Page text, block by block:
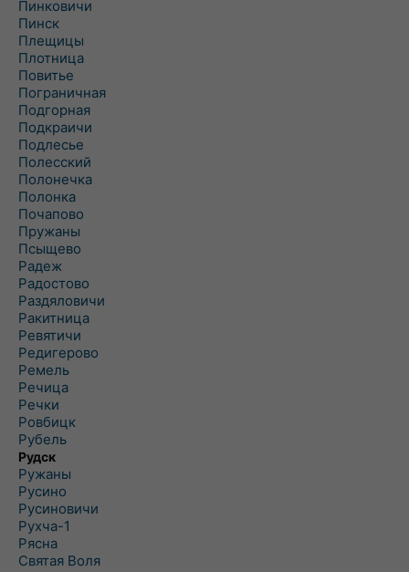
Пинковичи
Пинск
Плещицы
Плотница
Повитье
Пограничная
Подгорная
Подкраичи
Подлесье
Полесский
Полонечка
Полонка
Почапово
Пружаны
Псыщево
Радеж
Радостово
Раздяловичи
Ракитница
Ревятичи
Редигерово
Ремель
Речица
Речки
Ровбицк
Рубель
Рудск
Ружаны
Русино
Русиновичи
Рухча-1
Рясна
Святая Воля